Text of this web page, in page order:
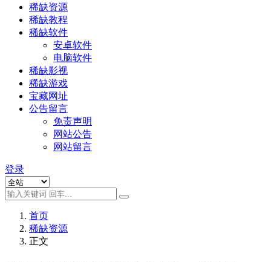
稀缺资源
稀缺教程
稀缺软件
安卓软件
电脑软件
稀缺影视
稀缺游戏
宝藏网址
公告留言
免责声明
网站公告
网站留言
登录
首页
稀缺资源
正文